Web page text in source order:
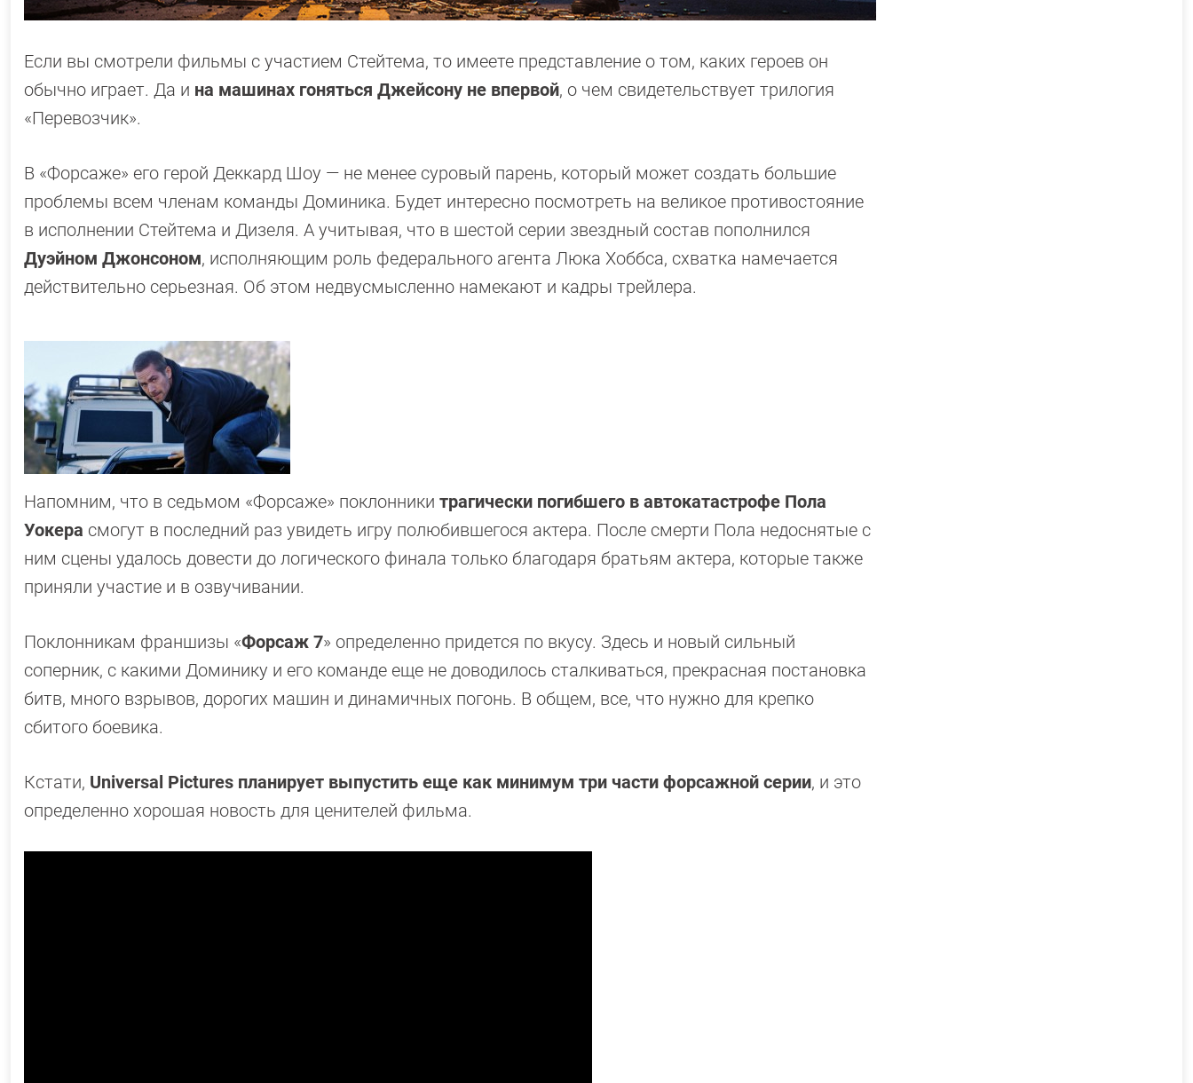
Если вы смотрели фильмы с участием Стейтема, то имеете представление о том, каких героев он
обычно играет. Да и на машинах гоняться Джейсону не впервой, о чем свидетельствует трилогия
«Перевозчик».
В «Форсаже» его герой Деккард Шоу — не менее суровый парень, который может создать большие
проблемы всем членам команды Доминика. Будет интересно посмотреть на великое противостояние
в исполнении Стейтема и Дизеля. А учитывая, что в шестой серии звездный состав пополнился
Дуэйном Джонсоном, исполняющим роль федерального агента Люка Хоббса, схватка намечается
действительно серьезная. Об этом недвусмысленно намекают и кадры трейлера.
Напомним, что в седьмом «Форсаже» поклонники трагически погибшего в автокатастрофе Пола
Уокера смогут в последний раз увидеть игру полюбившегося актера. После смерти Пола недоснятые с
ним сцены удалось довести до логического финала только благодаря братьям актера, которые также
приняли участие и в озвучивании.
Поклонникам франшизы «Форсаж 7» определенно придется по вкусу. Здесь и новый сильный
соперник, с какими Доминику и его команде еще не доводилось сталкиваться, прекрасная постановка
битв, много взрывов, дорогих машин и динамичных погонь. В общем, все, что нужно для крепко
сбитого боевика.
Кстати, Universal Pictures планирует выпустить еще как минимум три части форсажной серии, и это
определенно хорошая новость для ценителей фильма.